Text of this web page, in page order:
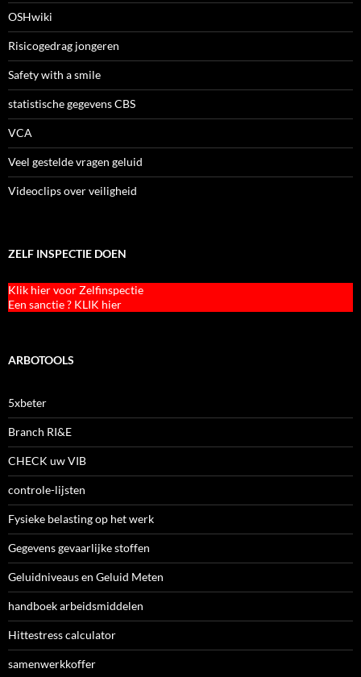
OSHwiki
Risicogedrag jongeren
Safety with a smile
statistische gegevens CBS
VCA
Veel gestelde vragen geluid
Videoclips over veiligheid
ZELF INSPECTIE DOEN
Klik hier voor Zelfinspectie
Een sanctie ? KLIK hier
ARBOTOOLS
5xbeter
Branch RI&E
CHECK uw VIB
controle-lijsten
Fysieke belasting op het werk
Gegevens gevaarlijke stoffen
Geluidniveaus en Geluid Meten
handboek arbeidsmiddelen
Hittestress calculator
samenwerkkoffer